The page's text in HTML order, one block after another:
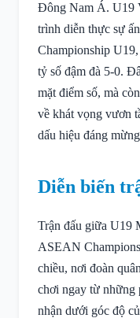
Đông Nam Á. U19
trình diễn thực sự
Championship
tỷ số đậm đà 5-0.
mặt điểm số, mà
về khát vọng vươn
dấu hiệu đáng
Diễn biến
Trận đấu giữa U19
ASEAN
chiều, nơi đoàn
chơi ngay từ những
nhận dưới góc độ